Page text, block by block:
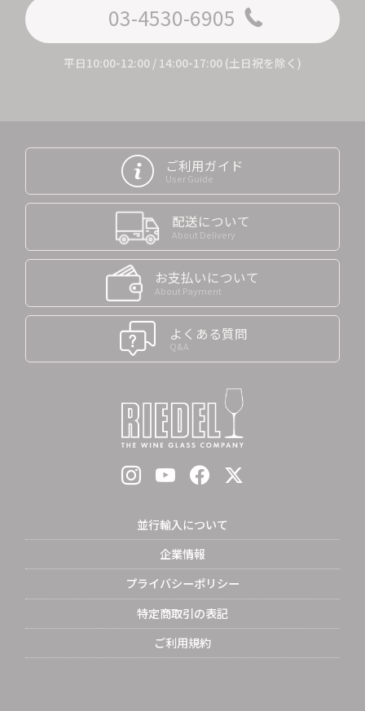
03-4530-6905
平日10:00-12:00 / 14:00-17:00 (土日祝を除く)
ご利用ガイド
User Guide
配送について
About Delivery
お支払いについて
About Payment
よくある質問
Q&A
並行輸入について
企業情報
プライバシーポリシー
特定商取引の表記
ご利用規約